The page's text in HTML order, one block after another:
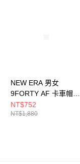
NEW ERA 男女
9FORTY AF 卡車帽
SYNOPTIC CHART
MAP NEW ERA
NT$752
NT$1,880